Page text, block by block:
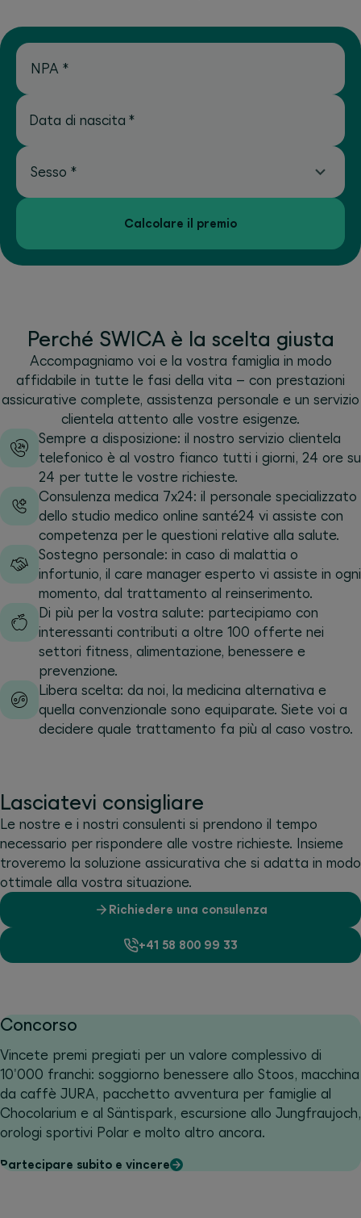
NPA *
Data di nascita *
Sesso *
Calcolare il premio
Perché SWICA è la scelta giusta
Accompagniamo voi e la vostra famiglia in modo
affidabile in tutte le fasi della vita – con prestazioni
assicurative complete, assistenza personale e un servizio
clientela attento alle vostre esigenze.
Sempre a disposizione: il nostro servizio clientela
telefonico è al vostro fianco tutti i giorni, 24 ore su
24 per tutte le vostre richieste.
Consulenza medica 7x24: il personale specializzato
dello studio medico online santé24 vi assiste con
competenza per le questioni relative alla salute.
Sostegno personale: in caso di malattia o
infortunio, il care manager esperto vi assiste in ogni
momento, dal trattamento al reinserimento.
Di più per la vostra salute: partecipiamo con
interessanti contributi a oltre 100 offerte nei
settori fitness, alimentazione, benessere e
prevenzione.
Libera scelta: da noi, la medicina alternativa e
quella convenzionale sono equiparate. Siete voi a
decidere quale trattamento fa più al caso vostro.
Lasciatevi consigliare
Le nostre e i nostri consulenti si prendono il tempo
necessario per rispondere alle vostre richieste. Insieme
troveremo la soluzione assicurativa che si adatta in modo
ottimale alla vostra situazione.
Richiedere una consulenza
+41 58 800 99 33
Concorso
Vincete premi pregiati per un valore complessivo di
10'000 franchi: soggiorno benessere allo Stoos, macchina
da caffè JURA, pacchetto avventura per famiglie al
Chocolarium e al Säntispark, escursione allo Jungfraujoch,
orologi sportivi Polar e molto altro ancora.
Partecipare subito e vincere